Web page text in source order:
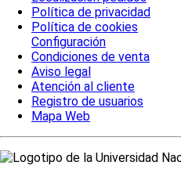
Política de privacidad
Política de cookies
Configuración
Condiciones de venta
Aviso legal
Atención al cliente
Registro de usuarios
Mapa Web